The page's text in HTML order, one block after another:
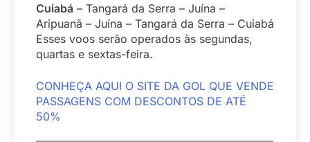
Cuiabá – Tangará da Serra – Juína –
Aripuanã – Juína – Tangará da Serra – Cuiabá
Esses voos serão operados às segundas,
quartas e sextas-feira.
CONHEÇA AQUI O SITE DA GOL QUE VENDE
PASSAGENS COM DESCONTOS DE ATÉ
50%